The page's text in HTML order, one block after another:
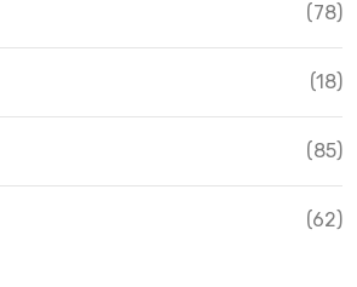
(78)
(18)
(85)
(62)